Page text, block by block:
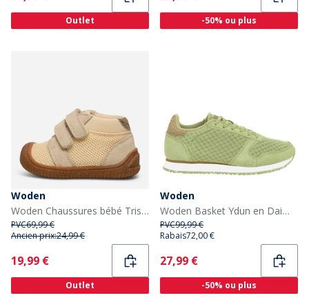
Outlet -50% ou plus
Woden
Woden Chaussures bébé Tristan Enfant 939 Shortbread
PVC69,99 €
Ancien prix:24,99 €
Current
19,99 €
Outlet
Woden
Woden Basket Ydun en Daim et mesh II Femme 306 Olive poussiéreux
PVC99,99 €
Rabais72,00 €
Current
27,99 €
-50% ou plus